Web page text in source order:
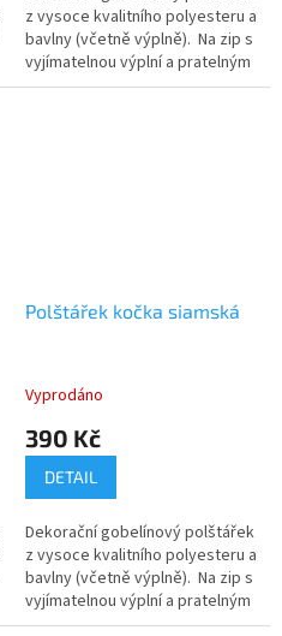
z vysoce kvalitního polyesteru a
bavlny (včetně výplně). Na zip s
vyjímatelnou výplní a pratelným
potahem.
Polštářek kočka siamská
Vyprodáno
390 Kč
DETAIL
Dekorační gobelínový polštářek
z vysoce kvalitního polyesteru a
bavlny (včetně výplně). Na zip s
vyjímatelnou výplní a pratelným
potahem.